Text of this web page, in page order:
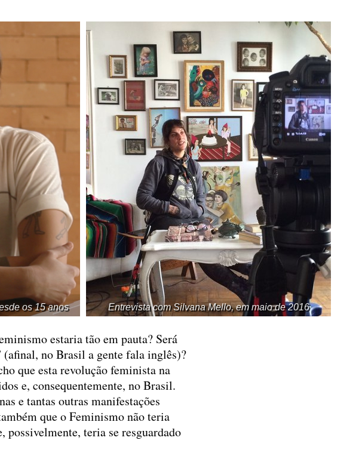
os 15 anos Entrevista com Silvana Mello, em maio de 2016
estaria tão em pauta? Será
no Brasil a gente fala inglês)?
que esta revolução feminista na
e, consequentemente, no Brasil.
e tantas outras manifestações
que o Feminismo não teria
possivelmente, teria se resguardado